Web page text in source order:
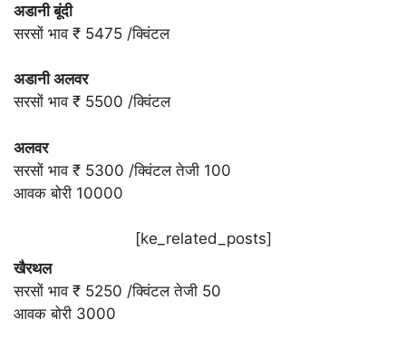
अडानी बूंदी
सरसों भाव ₹ 5475 /क्विंटल
अडानी अलवर
सरसों भाव ₹ 5500 /क्विंटल
अलवर
सरसों भाव ₹ 5300 /क्विंटल तेजी 100
आवक बोरी 10000
[ke_related_posts]
खैरथल
सरसों भाव ₹ 5250 /क्विंटल तेजी 50
आवक बोरी 3000